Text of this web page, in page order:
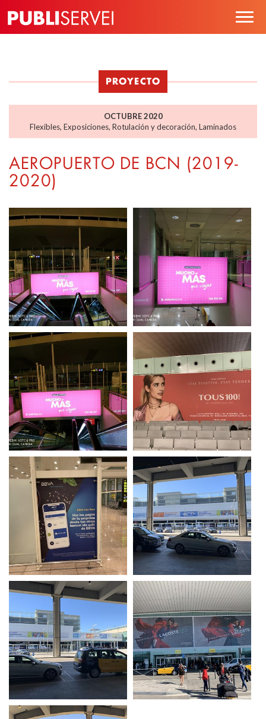
contenido
PROYECTO
OCTUBRE 2020
Flexibles, Exposiciones, Rotulación y decoración, Laminados
AEROPUERTO DE BCN (2019-
2020)